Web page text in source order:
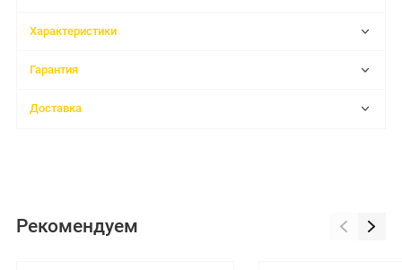
Характеристики
Гарантия
Доставка
Рекомендуем